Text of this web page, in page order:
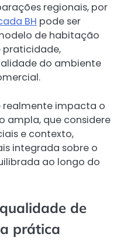
regionais, por
BH pode ser
de habitação
praticidade,
do ambiente
realmente impacta o
ampla, que considere
e contexto,
integrada sobre o
ao longo do
de
prática